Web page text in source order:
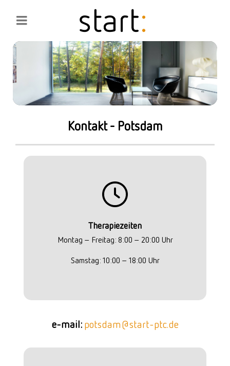
Kontakt - Potsdam
Therapiezeiten
Montag – Freitag: 8:00 – 20:00 Uhr
Samstag: 10:00 – 18:00 Uhr
e-mail: potsdam@start-ptc.de